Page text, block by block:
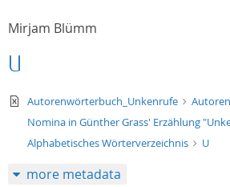
Mirjam Blümm
U
text/xml
Autorenwörterbuch_Unkenrufe
Nomina in Günther Grass' Erzählung
Alphabetisches Wörterverzeichnis
U
more metadata